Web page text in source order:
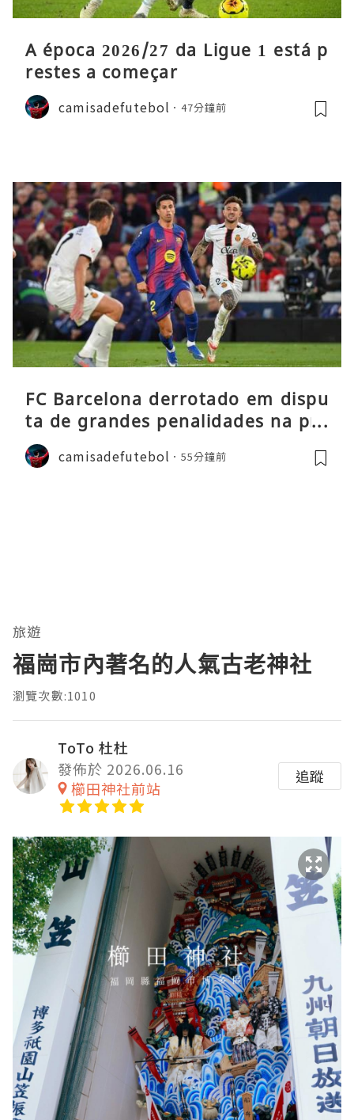
A época 2026/27 da Ligue 1 está p
restes a começar
camisadefutebol 47分鐘前
FC Barcelona derrotado em dispu
ta de grandes penalidades na pré
-época
camisadefutebol 55分鐘前
旅遊
福崗市內著名的人氣古老神社
瀏覽次數:1010
ToTo 杜杜
發佈於 2026.06.16
櫛田神社前站
追蹤